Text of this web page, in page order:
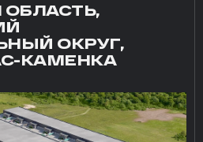
ОКРУГ,
КАМЕНКА